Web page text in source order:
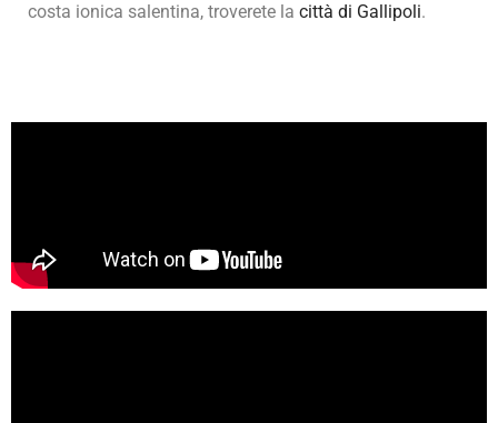
costa ionica salentina, troverete la città di Gallipoli.